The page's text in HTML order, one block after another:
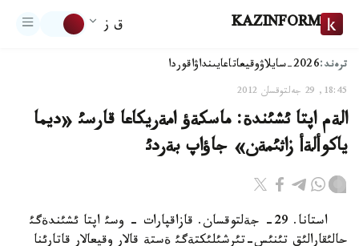
KAZINFORM ق ز
ترەند:2026-سايلاۋ وقيعاتاعايىنداۋاقوردا
18:45, 29 جەلتوقسان 2012
الةم اپتا ئشئندة: ماسكةؤ امةريكاعا قارسئ «ديما
ياكوألةأ زاثئمةن» جاؤاپ بةردئ
استانا. 29- جةلتوقسان. قازاقپارات - وسئ اپتا ئشئندةگئ
حالئقارالئق تئنئس-تئرشئلئكتةگئ ةستة قالار وقيعالار قاتارئنا